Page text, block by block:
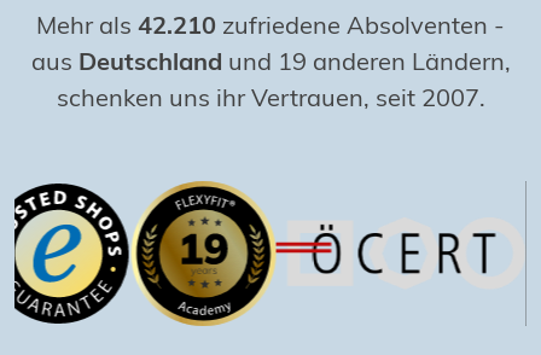
Mehr als 42.210 zufriedene Absolventen -
aus Deutschland und 19 anderen Ländern,
schenken uns ihr Vertrauen, seit 2007.